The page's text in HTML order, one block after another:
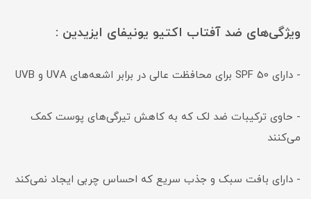
ویژگی‌های ضد آفتاب اکتیو یونیفای ایزیدین :
- دارای SPF 50 برای محافظت عالی در برابر اشعه‌های UVA و UVB
- حاوی ترکیبات ضد لک که به کاهش تیرگی‌های پوست کمک
می‌کنند
- دارای بافت سبک و جذب سریع که احساس چربی ایجاد نمی‌کند